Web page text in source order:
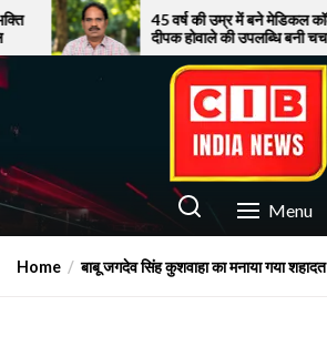
Skip
to
the
content
45 वर्ष की उम्र में बने मेडिकल कॉलेज के डीन, डॉ.
दीपक होवाले की उपलब्धि बनी चर्चा का विषय….
CIB INDIA NEWS
Latest News in Azamgarh Menu
Home बाबू जगदेव सिंह कुशवाहा का मनाया गया